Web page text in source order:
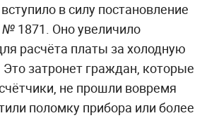
в силу постановление
№ 1871. Оно увеличило
расчёта платы за холодную
Это затронет граждан, которые
не прошли вовремя
поломку прибора или более